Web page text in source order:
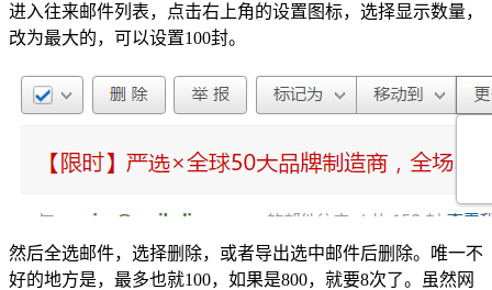
进入往来邮件列表，点击右上角的设置图标，选择显示数量，
改为最大的，可以设置100封。
然后全选邮件，选择删除，或者导出选中邮件后删除。唯一不
好的地方是，最多也就100，如果是800，就要8次了。虽然网